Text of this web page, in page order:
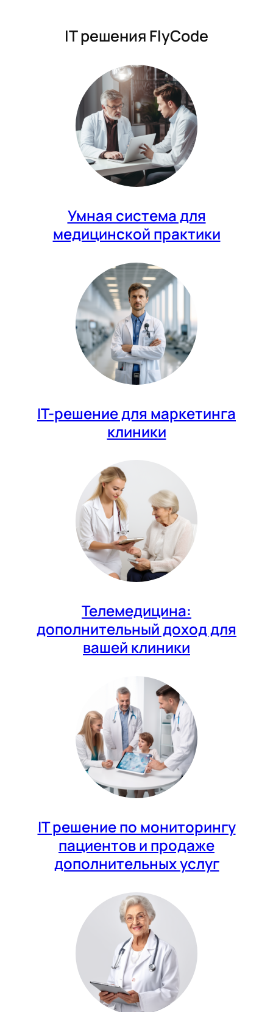
IT решения FlyCode
Умная система для
медицинской практики
IT-решение для маркетинга
клиники
Телемедицина:
дополнительный доход для
вашей клиники
IT решение по мониторингу
пациентов и продаже
дополнительных услуг